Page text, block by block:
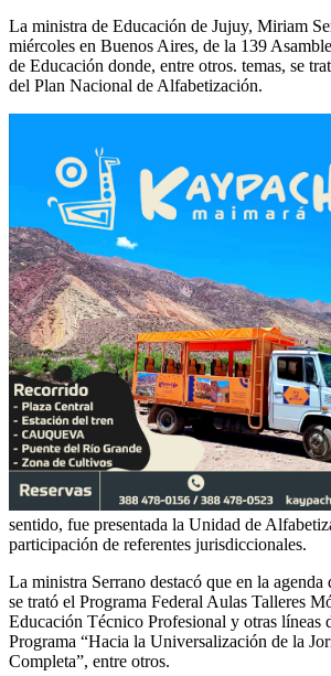
La ministra de Educación de Jujuy, Miriam
miércoles en Buenos Aires, de la 139
de Educación donde, entre otros. temas, se
del Plan Nacional de Alfabetización.
sentido, fue presentada la Unidad de
participación de referentes jurisdiccionales.
La ministra Serrano destacó que en la agenda
se trató el Programa Federal Aulas Talleres
Educación Técnico Profesional y otras líneas
Programa “Hacia la Universalización de la
Completa”, entre otros.